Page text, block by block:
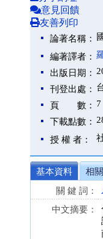
意見回饋
友善列印
論著名稱：
編著譯者：
出版日期：
刊登出處：
頁 數： 7
下載點數：
授 權 者：
基本資料
相
關 鍵 詞：
中文摘要：